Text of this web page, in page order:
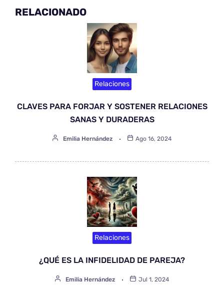
RELACIONADO
Relaciones
CLAVES PARA FORJAR Y SOSTENER RELACIONES
SANAS Y DURADERAS
Emilia Hernández Ago 16, 2024
Relaciones
¿QUÉ ES LA INFIDELIDAD DE PAREJA?
Emilia Hernández Jul 1, 2024